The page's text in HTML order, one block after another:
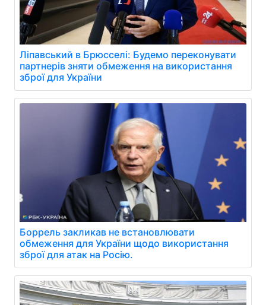
Ліпавський в Брюсселі: Будемо переконувати
партнерів зняти обмеження на використання
зброї для України
Боррель закликав не встановлювати
обмеження для України щодо використання
зброї для атак на Росію.